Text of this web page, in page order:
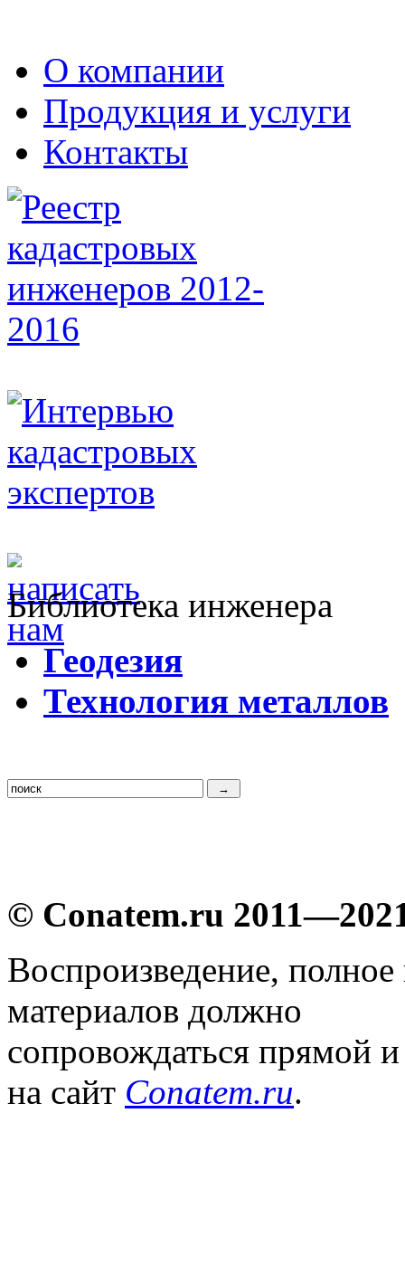
О компании
Продукция и услуги
Контакты
Библиотека инженера
Геодезия
Технология металлов
© Conatem.ru
Воспроизведение,
материалов должно
сопровождаться прямой
на сайт Conatem.ru.